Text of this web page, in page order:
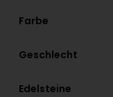
Farbe
Geschlecht
Edelsteine